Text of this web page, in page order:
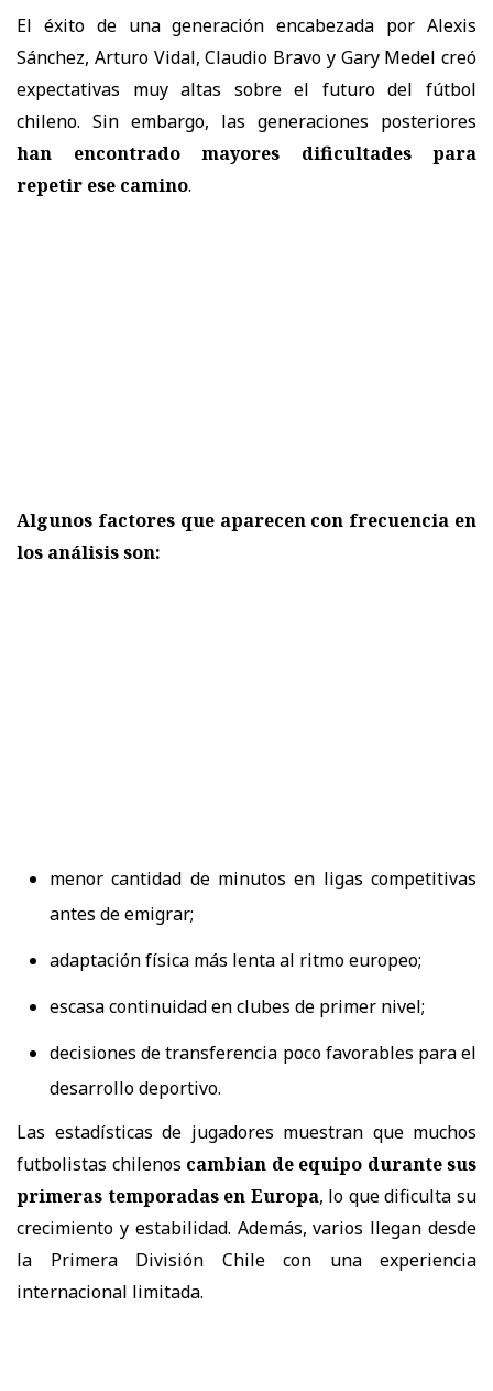
El éxito de una generación encabezada por Alexis
Sánchez, Arturo Vidal, Claudio Bravo y Gary Medel creó
expectativas muy altas sobre el futuro del fútbol
chileno. Sin embargo, las generaciones posteriores
han encontrado mayores dificultades para
repetir ese camino.
Algunos factores que aparecen con frecuencia en
los análisis son:
menor cantidad de minutos en ligas competitivas
antes de emigrar;
adaptación física más lenta al ritmo europeo;
escasa continuidad en clubes de primer nivel;
decisiones de transferencia poco favorables para el
desarrollo deportivo.
Las estadísticas de jugadores muestran que muchos
futbolistas chilenos cambian de equipo durante sus
primeras temporadas en Europa, lo que dificulta su
crecimiento y estabilidad. Además, varios llegan desde
la Primera División Chile con una experiencia
internacional limitada.